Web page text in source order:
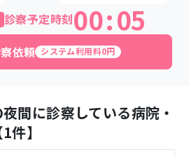
診察予定時刻00:05
依頼 システム利用料0円
夜間に診察している病院・
1件】